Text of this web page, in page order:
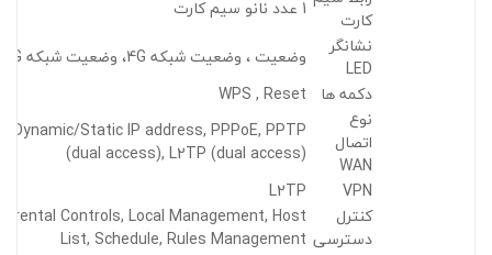
کارت
1 عدد نانو سیم کارت
نشانگر
LED
وضعیت ، وضعیت شبکه 4G، وضعیت شبکه 5G
دکمه ها WPS , Reset
نوع
اتصال
WAN
Dynamic/Static IP address, PPPoE, PPTP
(dual access), L2TP (dual access)
VPN
L2TP
کنترل
دسترسی
Controls, Local Management, Host
List, Schedule, Rules Management